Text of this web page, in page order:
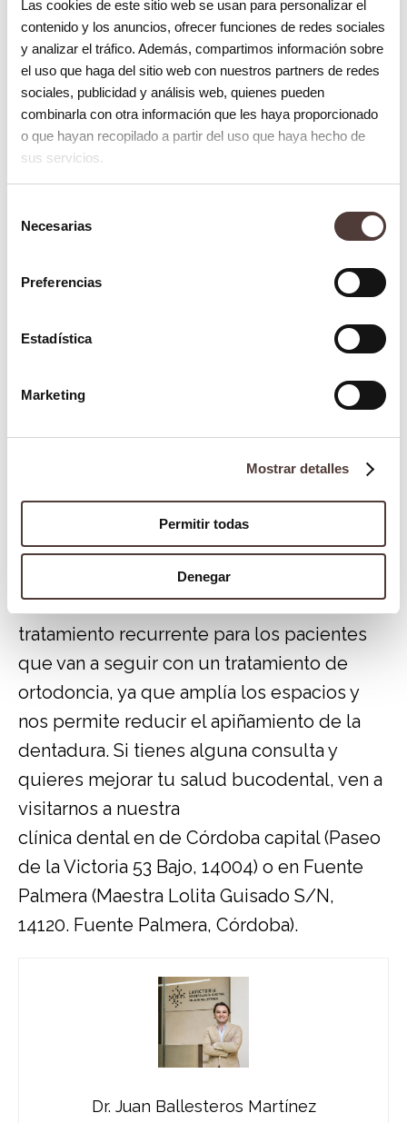
Las cookies de este sitio web se usan para personalizar el
contenido y los anuncios, ofrecer funciones de redes sociales
y analizar el tráfico. Además, compartimos información sobre
el uso que haga del sitio web con nuestros partners de redes
sociales, publicidad y análisis web, quienes pueden
combinarla con otra información que les haya proporcionado
o que hayan recopilado a partir del uso que haya hecho de
sus servicios.
Necesarias
Preferencias
Estadística
Marketing
Mostrar detalles
Permitir todas
Denegar
realiza mediante la reducción interproximal
del esmalte de los dientes y se lleva a cabo
en pocos minutos. El ortodoncista utiliza
una lima especial parareducir el ancho de
determinadas piezas dentales. La
reducción interproximal se realiza de
manera selectiva, únicamente en las piezas
dentales que necesitan ser separadas.
stripping dental o limado de dientes?
Este tratamiento previo a la ortodoncia es
algunos pacientes pueden sentir una ligera
sensación de incomodidad durante el
procedimiento. Después del stripping
dental, es normal que los dientes se sientan
un poco sensibles. Esta sensibilidad suele
desaparecer en unos pocos días.
En resumen, el limado de dientes es un
tratamiento recurrente para los pacientes
que van a seguir con un tratamiento de
ortodoncia, ya que amplía los espacios y
nos permite reducir el apiñamiento de la
dentadura. Si tienes alguna consulta y
quieres mejorar tu salud bucodental, ven a
visitarnos a nuestra
clínica dental en de Córdoba capital (Paseo
de la Victoria 53 Bajo, 14004) o en Fuente
Palmera (Maestra Lolita Guisado S/N,
14120. Fuente Palmera, Córdoba).
Dr. Juan Ballesteros Martínez